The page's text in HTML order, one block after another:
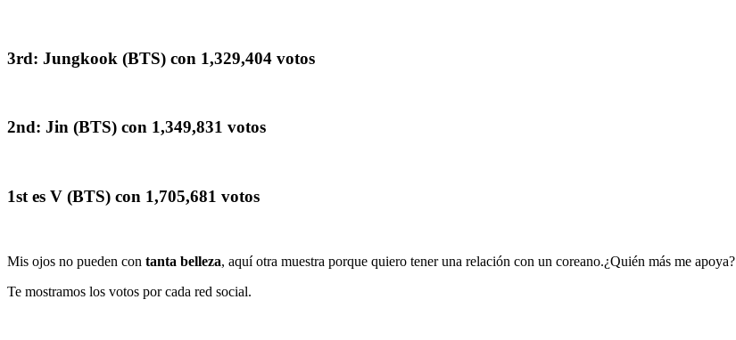
3rd: Jungkook (BTS) con 1,329,404 votos
2nd: Jin (BTS) con 1,349,831 votos
1st es V (BTS) con 1,705,681 votos
Mis ojos no pueden con tanta belleza, aquí otra muestra porque quiero tener una relación con un coreano.¿Quién más me apoya?
Te mostramos los votos por cada red social.